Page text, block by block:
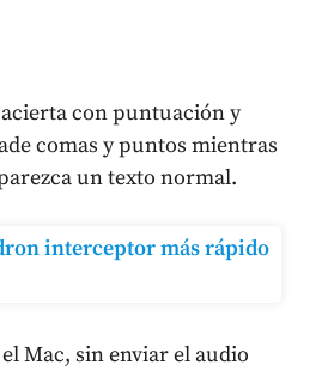
con puntuación y
comas y puntos mientras
un texto normal.
interceptor más rápido
Mac, sin enviar el audio